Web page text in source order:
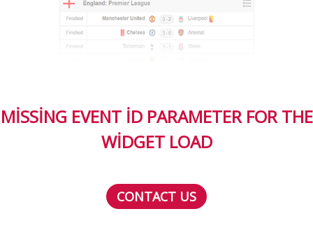
MISSING EVENT ID PARAMETER FOR THE
WIDGET LOAD
CONTACT US